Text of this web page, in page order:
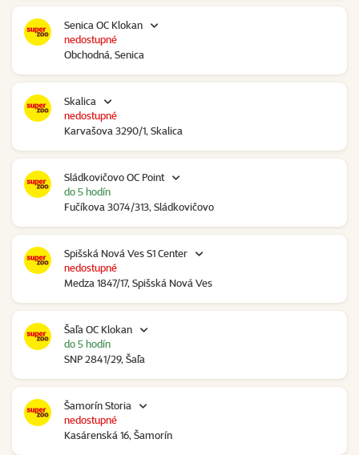
Senica OC Klokan
Obchodná, Senica
nedostupné
Skalica
Karvašova 3290/1, Skalica
nedostupné
Sládkovičovo OC Point
Fučíkova 3074/313, Sládkovičovo
do 5 hodín
Spišská Nová Ves S1 Center
Medza 1847/17, Spišská Nová Ves
nedostupné
Šaľa OC Klokan
SNP 2841/29, Šaľa
do 5 hodín
Šamorín Storia
Kasárenská 16, Šamorín
nedostupné